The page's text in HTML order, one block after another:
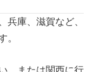
兵庫、滋賀など、
。